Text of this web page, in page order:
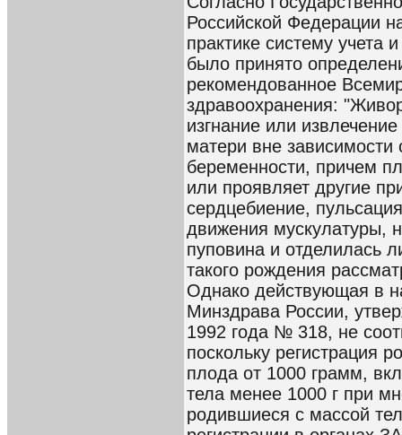
Российской Федерации
практике систему учета
было принято
рекомендованное
здравоохранения:
изгнание или
матери вне зависимости
беременности, причем
или проявляет другие
сердцебиение,
движения мускулатуры,
пуповина и отделилась
такого рождения
Однако действующая в
Минздрава России,
1992 года № 318, не
поскольку регистрация
плода от 1000 грамм,
тела менее 1000 г при
родившиеся с массой